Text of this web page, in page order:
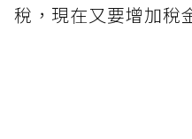
稅，現在又要增加稅